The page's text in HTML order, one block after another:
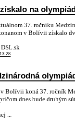
na
37. ročníku
v Bolívii získalo
v Bolívii koná 37. ročník
dnes bude druhým
...